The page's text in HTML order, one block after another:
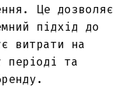
Це дозволяє
підхід до
витрати на
періоді та